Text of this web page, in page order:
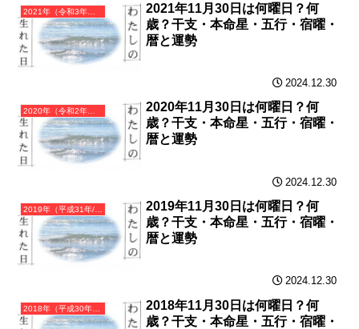
2021年（令和3年）辛丑（かのとうし）・丑年（うし年）カレンダー（月曜はじまり）
2021年11月30日は何曜日？何
歳？干支・本命星・五行・宿曜・
暦と運勢
2024.12.30
2020年（令和2年）庚子（かのえね）・子年（ねずみ年）カレンダー（月曜はじまり）
2020年11月30日は何曜日？何
歳？干支・本命星・五行・宿曜・
暦と運勢
2024.12.30
2019年（平成31年/令和元年）己亥（つちのとい）・亥年（いのしし年）カレンダー（月曜はじまり）
2019年11月30日は何曜日？何
歳？干支・本命星・五行・宿曜・
暦と運勢
2024.12.30
2018年（平成30年）戊戌（つちのえいぬ）・戌年（いぬ年）カレンダー（月曜はじまり）
2018年11月30日は何曜日？何
歳？干支・本命星・五行・宿曜・